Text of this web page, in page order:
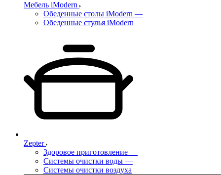
Мебель iModern
Обеденные столы iModern —
Обеденные стулья iModern
Zepter
Здоровое приготовление —
Системы очистки воды —
Системы очистки воздуха